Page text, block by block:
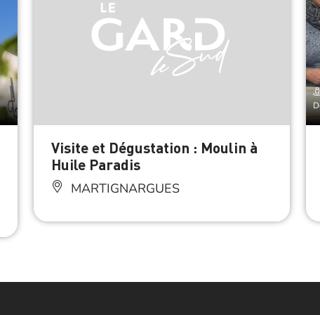
Visite et Dégustation : Moulin à
Huile Paradis
MARTIGNARGUES